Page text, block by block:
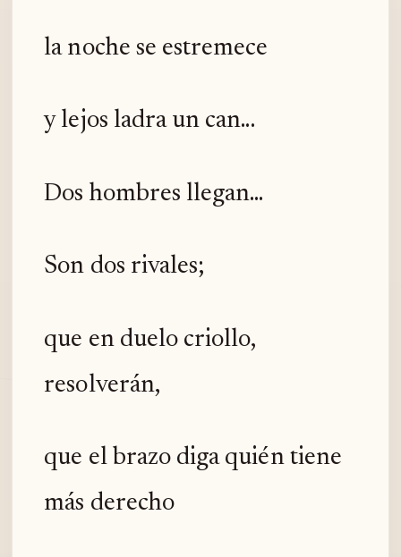
la noche se estremece
y lejos ladra un can...
Dos hombres llegan...
Son dos rivales;
que en duelo criollo,
resolverán,
que el brazo diga quién tiene
más derecho